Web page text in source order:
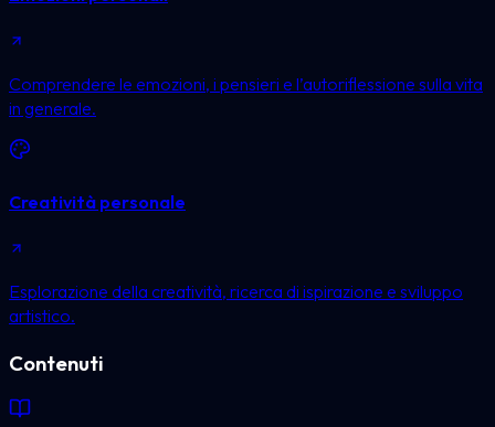
Comprendere le emozioni, i pensieri e l’autoriflessione sulla vita
in generale.
Creatività personale
Esplorazione della creatività, ricerca di ispirazione e sviluppo
artistico.
Contenuti